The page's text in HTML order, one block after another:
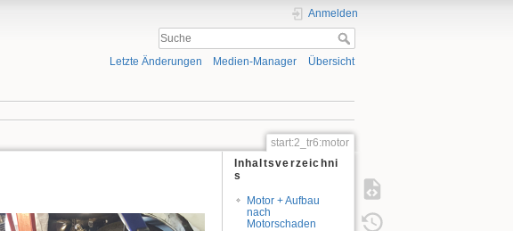
Anmelden
Letzte Änderungen Medien-Manager Übersicht
start:2_tr6:motor
Inhaltsverzeichni
s
Motor + Aufbau
nach
Motorschaden